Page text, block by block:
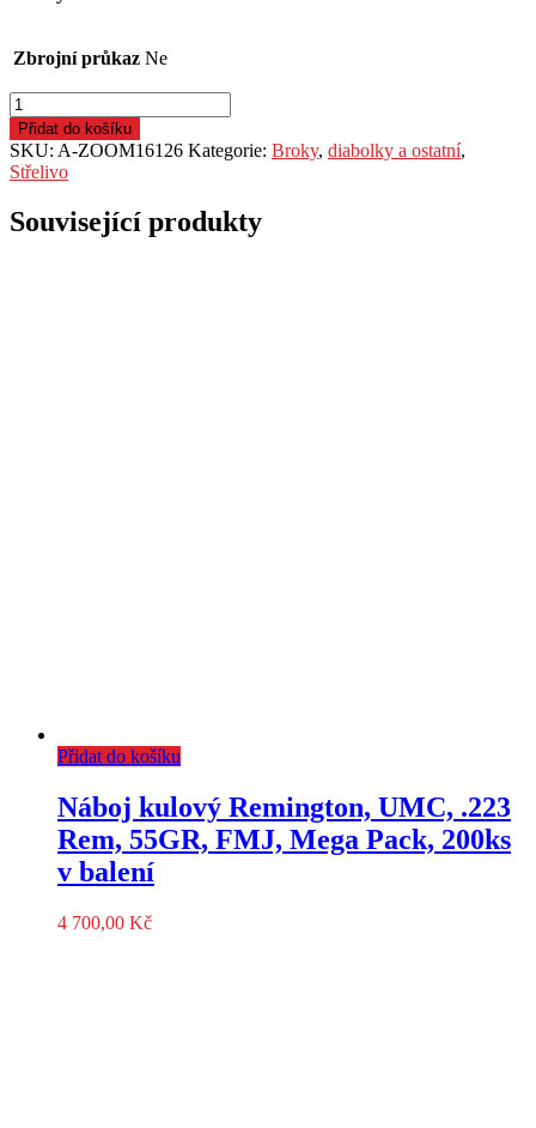
Zbrojní průkaz Ne
Školní
náboj
A-
ZOOM,
ráže
.454
Casull,
Přidat do košíku
SKU: A-ZOOM16126 Kategorie: Broky, diabolky a ostatní,
Střelivo
Související produkty
Přidat do košíku
Náboj kulový Remington, UMC, .223
Rem, 55GR, FMJ, Mega Pack, 200ks
v balení
4 700,00 Kč